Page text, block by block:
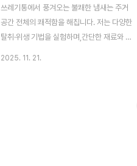
때는 절전·정밀 모드를 활용해 과습을 막고,
욕실·주방 사용 후에는 즉시 환풍기를 가동해
습기..
쓰레기통에서 풍겨오는 불쾌한 냄새는 주거
공간 전체의 쾌적함을 해칩니다. 저는 다양한
탈취·위생 기법을 실험하며,간단한 재료와 규
2025. 11. 21.